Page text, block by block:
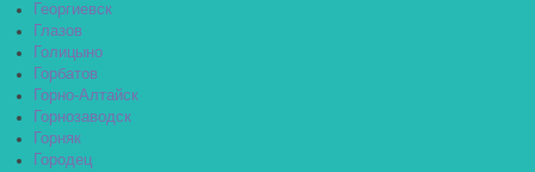
Георгиевск
Глазов
Голицыно
Горбатов
Горно-Алтайск
Горнозаводск
Горняк
Городец